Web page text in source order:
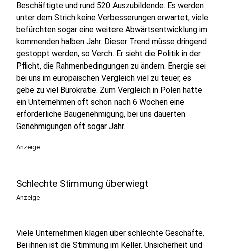
Beschäftigte und rund 520 Auszubildende. Es werden
unter dem Strich keine Verbesserungen erwartet, viele
befürchten sogar eine weitere Abwärtsentwicklung im
kommenden halben Jahr. Dieser Trend müsse dringend
gestoppt werden, so Verch. Er sieht die Politik in der
Pflicht, die Rahmenbedingungen zu ändern. Energie sei
bei uns im europäischen Vergleich viel zu teuer, es
gebe zu viel Bürokratie. Zum Vergleich in Polen hätte
ein Unternehmen oft schon nach 6 Wochen eine
erforderliche Baugenehmigung, bei uns dauerten
Genehmigungen oft sogar Jahr.
Anzeige
Schlechte Stimmung überwiegt
Anzeige
Viele Unternehmen klagen über schlechte Geschäfte.
Bei ihnen ist die Stimmung im Keller. Unsicherheit und